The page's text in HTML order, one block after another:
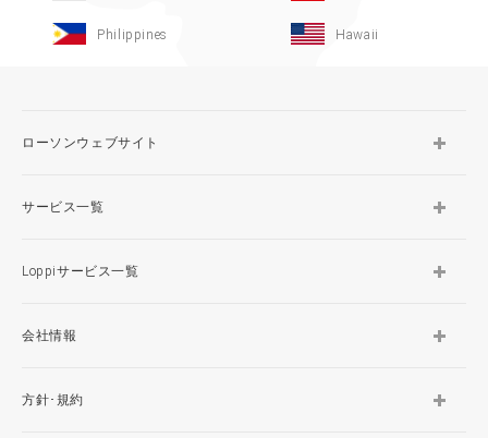
Philippines Hawaii
ローソンウェブサイト
サービス一覧
Loppiサービス一覧
会社情報
方針･規約